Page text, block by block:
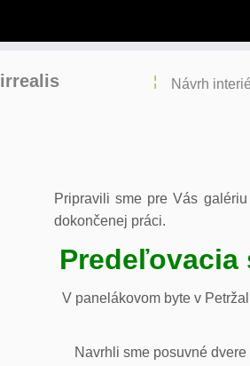
irrealis Návrh
Pripravili sme pre Vás
dokončenej práci.
Predeľovacia
V panelákovom byte v
Navrhli sme posuvné